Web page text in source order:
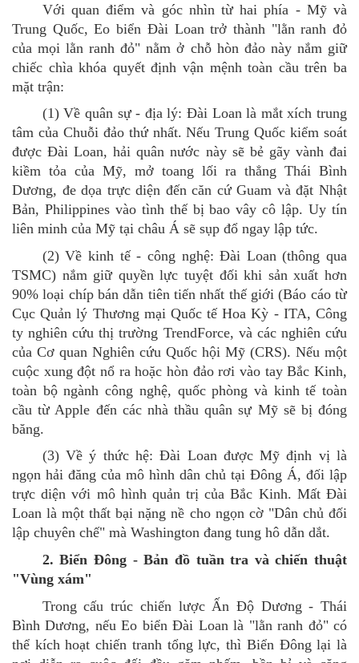
Với quan điểm và góc nhìn từ hai phía - Mỹ và
Trung Quốc,Eo biển Đài Loan trở thành "lằn ranh đỏ
của mọi lằn ranh đỏ" nằm ở chỗ hòn đảo này nắm giữ
chiếc chìa khóa quyết định vận mệnh toàn cầu trên ba
mặt trận:
(1)Về quân sự - địa lý: Đài Loan là mắt xích trung
tâm của Chuỗi đảo thứ nhất. Nếu Trung Quốc kiểm soát
được Đài Loan, hải quân nước này sẽ bẻ gãy vành đai
kiềm tỏa của Mỹ, mở toang lối ra thẳng Thái Bình
Dương, đe dọa trực diện đến căn cứ Guam và đặt Nhật
Bản, Philippines vào tình thế bị bao vây cô lập. Uy tín
liên minh của Mỹ tại châu Á sẽ sụp đổ ngay lập tức.
(2)Về kinh tế - công nghệ: Đài Loan (thông qua
TSMC) nắm giữ quyền lực tuyệt đối khi sản xuất hơn
90% loại chíp bán dẫn tiên tiến nhất thế giới (Báo cáo từ
Cục Quản lý Thương mại Quốc tế Hoa Kỳ - ITA, Công
ty nghiên cứu thị trường TrendForce, và các nghiên cứu
của Cơ quan Nghiên cứu Quốc hội Mỹ (CRS). Nếu một
cuộc xung đột nổ ra hoặc hòn đảo rơi vào tay Bắc Kinh,
toàn bộ ngành công nghệ, quốc phòng và kinh tế toàn
cầu từ Apple đến các nhà thầu quân sự Mỹ sẽ bị đóng
băng.
(3)Về ý thức hệ: Đài Loan được Mỹ định vị là
ngọn hải đăng của mô hình dân chủ tại Đông Á, đối lập
trực diện với mô hình quản trị của Bắc Kinh. Mất Đài
Loan là một thất bại nặng nề cho ngọn cờ "Dân chủ đối
lập chuyên chế" mà Washington đang tung hô dẫn dắt.
2. Biển Đông - Bản đồ tuần tra và chiến thuật
"Vùng xám"
Trong cấu trúc chiến lược Ấn Độ Dương - Thái
Bình Dương, nếu Eo biển Đài Loan là "lằn ranh đỏ" có
thể kích hoạt chiến tranh tổng lực, thì Biển Đông lại là